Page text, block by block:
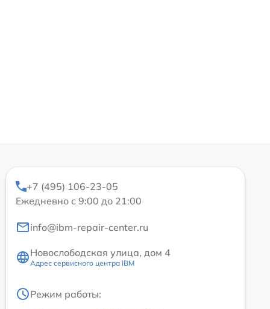
+7 (495) 106-23-05
Ежедневно с 9:00 до 21:00
info@ibm-repair-center.ru
Новослободская улица, дом 4
Адрес сервисного центра IBM
Режим работы: